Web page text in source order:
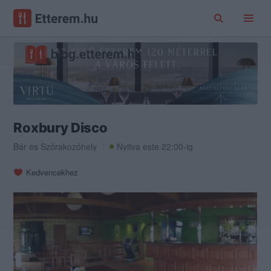
Roxbury Disco
Bár és Szórakozóhely Nyitva este 22:00-ig
Kedvencekhez